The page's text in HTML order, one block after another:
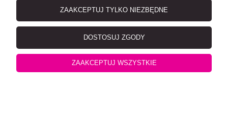
Leonardo Królik z żurawiną saszetka 85 g
ZAAKCEPTUJ TYLKO NIEZBĘDNE
DOSTOSUJ ZGODY
ZAAKCEPTUJ WSZYSTKIE